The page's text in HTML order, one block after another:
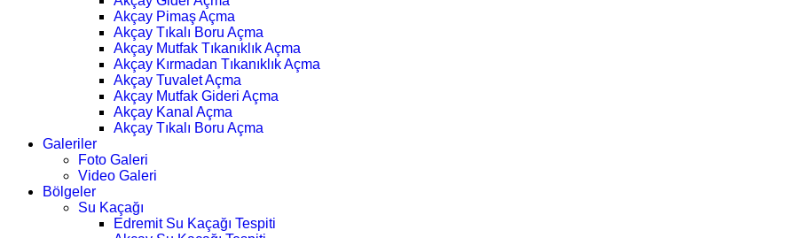
Akçay Pimaş Açma
Akçay Tıkalı Boru Açma
Akçay Mutfak Tıkanıklık Açma
Akçay Kırmadan Tıkanıklık Açma
Akçay Tuvalet Açma
Akçay Mutfak Gideri Açma
Akçay Kanal Açma
Akçay Tıkalı Boru Açma
Galeriler
Foto Galeri
Video Galeri
Bölgeler
Su Kaçağı
Edremit Su Kaçağı Tespiti